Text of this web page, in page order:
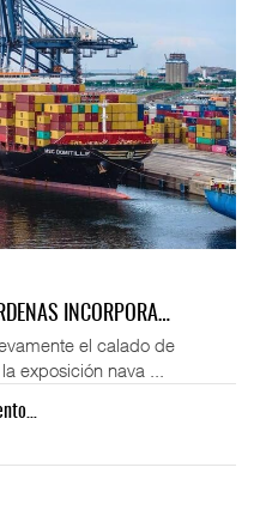
INCORPORA…
el calado de
exposición nava ...